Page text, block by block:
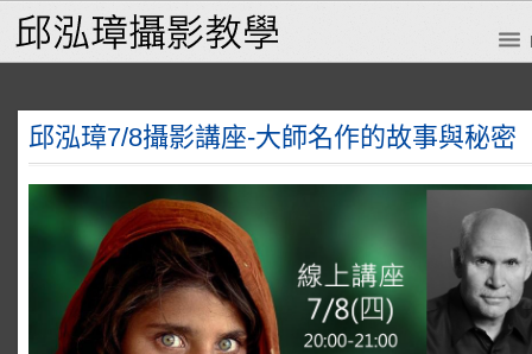
邱泓璋7/8攝影講座-大師名作的故事與秘密